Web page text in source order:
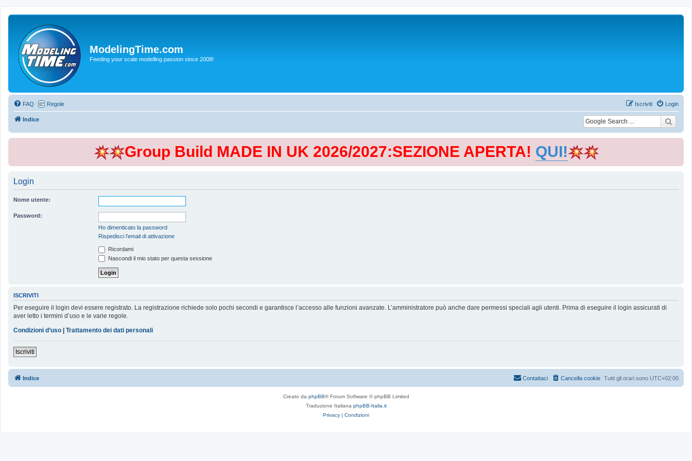
ModelingTime.com
Feeding your scale modelling passion since 2008!
FAQ Regole Login
Iscriviti
Indice
Group Build MADE IN UK 2026/2027:SEZIONE APERTA! QUI!
Login
Nome utente:
Password:
Ho dimenticato la password
Rispedisci l’email di attivazione
Ricordami
Nascondi il mio stato per questa sessione
ISCRIVITI
Per eseguire il login devi essere registrato. La registrazione richiede solo pochi secondi e garantisce l’accesso alle funzioni avanzate. L’amministratore può anche dare permessi speciali agli utenti. Prima di eseguire il login assicurati di
aver letto i termini d’uso e le varie regole.
Condizioni d’uso | Trattamento dei dati personali
Iscriviti
Indice Tutti gli orari sono UTC+02:00
Cancella cookie
Contattaci
Creato da phpBB® Forum Software © phpBB Limited
Traduzione Italiana phpBB-Italia.it
Privacy | Condizioni